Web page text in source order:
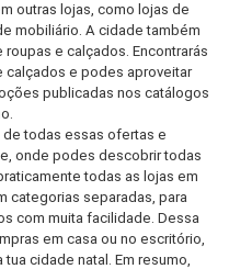
outras lojas, como lojas de
mobiliário. A cidade também
e calçados. Encontrarás
calçados e podes aproveitar
publicadas nos catálogos
de todas essas ofertas e
onde podes descobrir todas
todas as lojas em
categorias separadas, para
com muita facilidade. Dessa
em casa ou no escritório,
cidade natal. Em resumo,